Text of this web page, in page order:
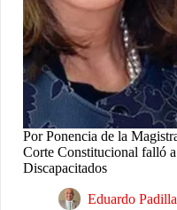
Por Ponencia de la
Corte Constitucional falló
Discapacitados
Eduardo